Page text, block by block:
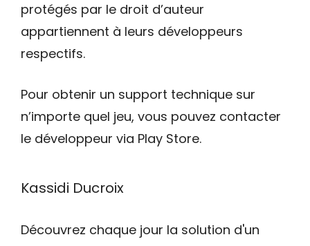
protégés par le droit d’auteur
appartiennent à leurs développeurs
respectifs.
Pour obtenir un support technique sur
n’importe quel jeu, vous pouvez contacter
le développeur via Play Store.
Kassidi Ducroix
Découvrez chaque jour la solution d'un